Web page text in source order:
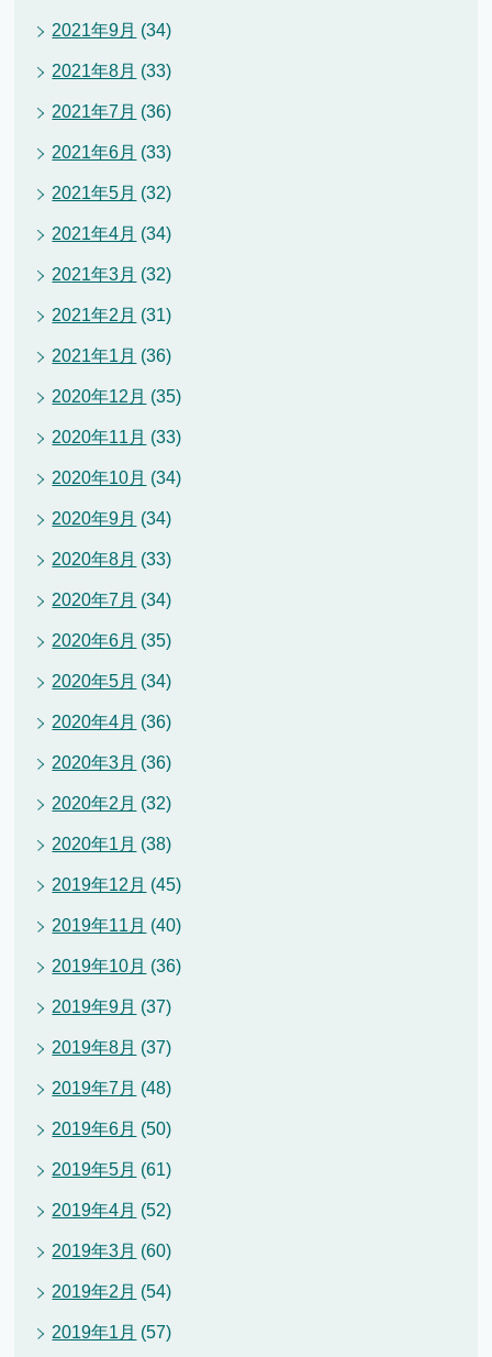
2021年9月 (34)
2021年8月 (33)
2021年7月 (36)
2021年6月 (33)
2021年5月 (32)
2021年4月 (34)
2021年3月 (32)
2021年2月 (31)
2021年1月 (36)
2020年12月 (35)
2020年11月 (33)
2020年10月 (34)
2020年9月 (34)
2020年8月 (33)
2020年7月 (34)
2020年6月 (35)
2020年5月 (34)
2020年4月 (36)
2020年3月 (36)
2020年2月 (32)
2020年1月 (38)
2019年12月 (45)
2019年11月 (40)
2019年10月 (36)
2019年9月 (37)
2019年8月 (37)
2019年7月 (48)
2019年6月 (50)
2019年5月 (61)
2019年4月 (52)
2019年3月 (60)
2019年2月 (54)
2019年1月 (57)